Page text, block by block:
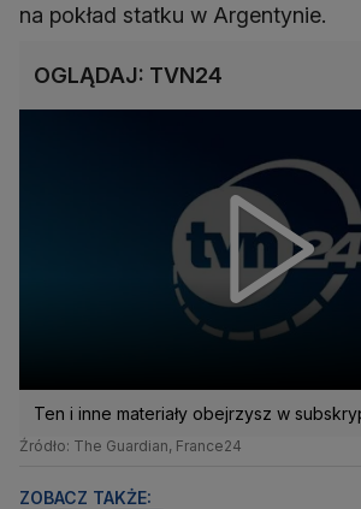
na pokład statku w Argentynie.
OGLĄDAJ: TVN24
Ten i inne materiały obejrzysz w
Źródło: The Guardian, France24
ZOBACZ TAKŻE: